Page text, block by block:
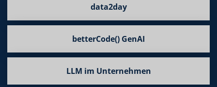
data2day
betterCode() GenAI
LLM im Unternehmen